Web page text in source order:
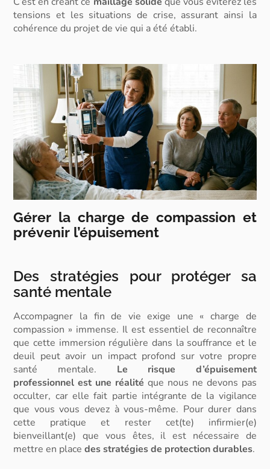
tensions et les situations de crise, assurant ainsi la
cohérence du projet de vie qui a été établi.
Gérer la charge de compassion et
prévenir l’épuisement
Des stratégies pour protéger sa
santé mentale
Accompagner la fin de vie exige une « charge de
compassion » immense. Il est essentiel de reconnaître
que cette immersion régulière dans la souffrance et le
deuil peut avoir un impact profond sur votre propre
santé mentale. Le risque d’épuisement
professionnel est une réalité que nous ne devons pas
occulter, car elle fait partie intégrante de la vigilance
que vous vous devez à vous-même. Pour durer dans
cette pratique et rester cet(te) infirmier(e)
bienveillant(e) que vous êtes, il est nécessaire de
mettre en placedes stratégies de protection durables.